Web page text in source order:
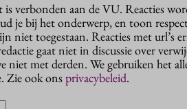
verbonden aan de VU. Reacties
je bij het onderwerp, en toon
niet toegestaan. Reacties met url’s
gaat niet in discussie over
niet met derden. We gebruiken het
Zie ook onsprivacybeleid.